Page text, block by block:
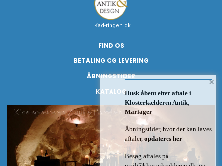
Kad-ringen.dk
FIND OS
BETALING OG LEVERING
ÅBNINGSTIDER
KATALOG
×
Husk åbent efter aftale i
Klosterkælderen Antik,
Mariager
Åbningstider, hvor der kan laves
aftaler, opdateres her
Besøg aftales på